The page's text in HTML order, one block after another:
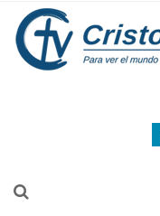
Pasar al contenido principal